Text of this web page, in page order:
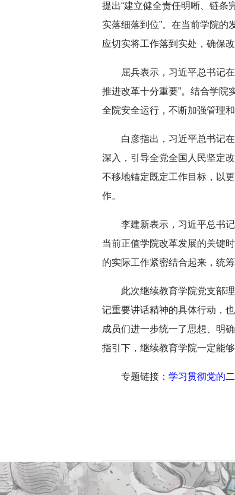
提出“建立健全责任明晰、链条
实落细落到位”。在当前学院的
应切实将工作落到实处，确保
屈兵表示，习近平总书记
推进改革十分重要”。 结合学院
全院安全运行，不断加强管理
白彦指出，习近平总书记
深入，引导全党全国人民坚定
不移地锚定既定工作目标，以
作。
李建新表示，习近平总书
当前正值学院改革发展的关键
的实际工作紧密结合起来，统
此次继续教育学院党支部
记重要讲话精神的具体行动，
成员们进一步统一了思想、明
指引下，继续教育学院一定能
专题链接： 学习贯彻党的